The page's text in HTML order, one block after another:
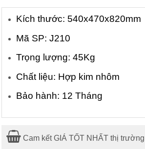
Kích thước: 540x470x820mm
Mã SP: J210
Trọng lượng: 45Kg
Chất liệu: Hợp kim nhôm
Bảo hành: 12 Tháng
Cam kết GIÁ TỐT NHẤT thị trường